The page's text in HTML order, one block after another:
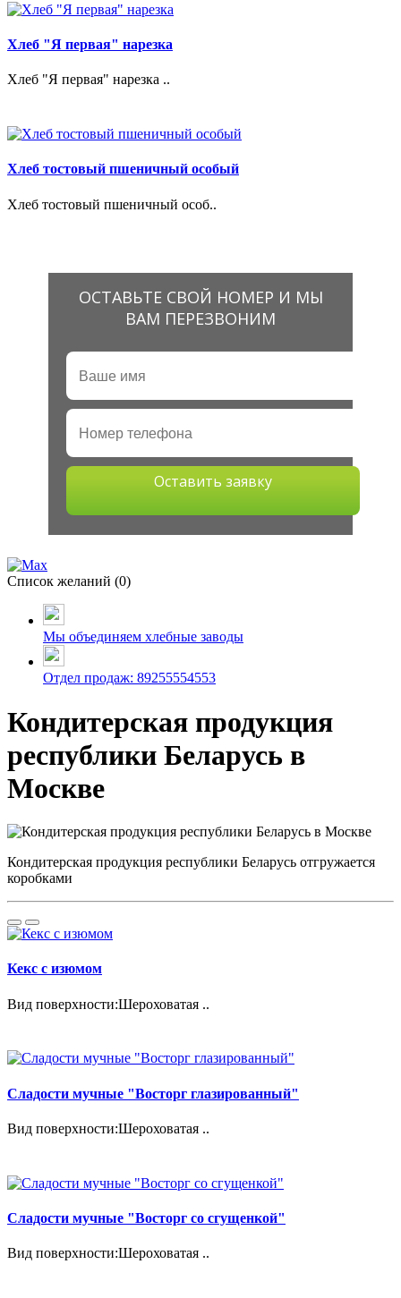
Хлеб "Я первая" нарезка
Хлеб "Я первая" нарезка ..
Хлеб тостовый пшеничный особый
Хлеб тостовый пшеничный особ..
ОСТАВЬТЕ СВОЙ НОМЕР И МЫ
ВАМ ПЕРЕЗВОНИМ
Оставить заявку
Список желаний (0)
Мы объединяем хлебные заводы
Отдел продаж: 89255554553
Кондитерская продукция
республики Беларусь в
Москве
Кондитерская продукция республики Беларусь отгружается
коробками
Кекс с изюмом
Вид поверхности:Шероховатая ..
Сладости мучные "Восторг глазированный"
Вид поверхности:Шероховатая ..
Сладости мучные "Восторг со сгущенкой"
Вид поверхности:Шероховатая ..